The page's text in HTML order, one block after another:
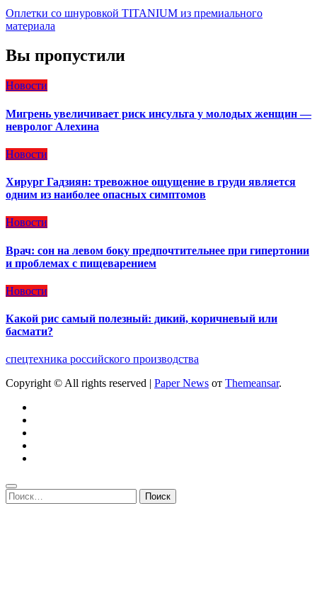
Оплетки со шнуровкой TITANIUM из премиального
материала
Вы пропустили
Новости
Мигрень увеличивает риск инсульта у молодых женщин —
невролог Алехина
Новости
Хирург Гадзиян: тревожное ощущение в груди является
одним из наиболее опасных симптомов
Новости
Врач: сон на левом боку предпочтительнее при гипертонии
и проблемах с пищеварением
Новости
Какой рис самый полезный: дикий, коричневый или
басмати?
спецтехника российского производства
Copyright © All rights reserved
Paper News от Themeansar.
Найти: